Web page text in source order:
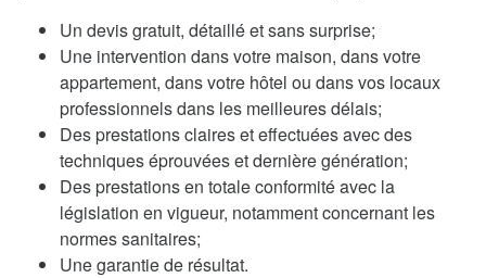
Un devis gratuit, détaillé et sans surprise;
Une intervention dans votre maison, dans votre
appartement, dans votre hôtel ou dans vos locaux
professionnels dans les meilleures délais;
Des prestations claires et effectuées avec des
techniques éprouvées et dernière génération;
Des prestations en totale conformité avec la
législation en vigueur, notamment concernant les
normes sanitaires;
Une garantie de résultat.